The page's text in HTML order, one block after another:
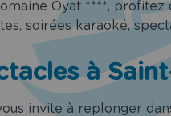
Oyat ****, profitez
soirées karaoké,
à
invite à replonger